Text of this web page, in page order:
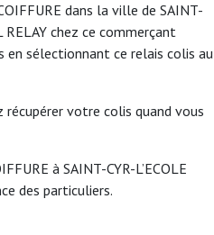
dans la ville de SAINT-
RELAY chez ce commerçant
en sélectionnant ce relais colis au
récupérer votre colis quand vous
à SAINT-CYR-L’ECOLE
des particuliers.